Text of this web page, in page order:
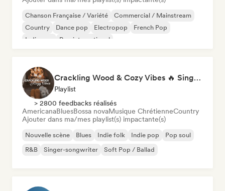
Chanson Française / Variété
Commercial / Mainstream
Country
Dance pop Electropop
French Pop
Indie pop
Pop international
Crackling Wood & Cozy Vibes 🔥 Singer-Songwriter, Dream Pop & Bedroom Pop
Playlist
> 2800 feedbacks réalisés
AmericanaBluesBossa novaMusique ChrétienneCountry
Ajouter dans ma/mes playlist(s) impactante(s)
Nouvelle scène Blues Indie folk Indie pop
Pop soul
R&B
Singer-songwriter Soft Pop / Ballad